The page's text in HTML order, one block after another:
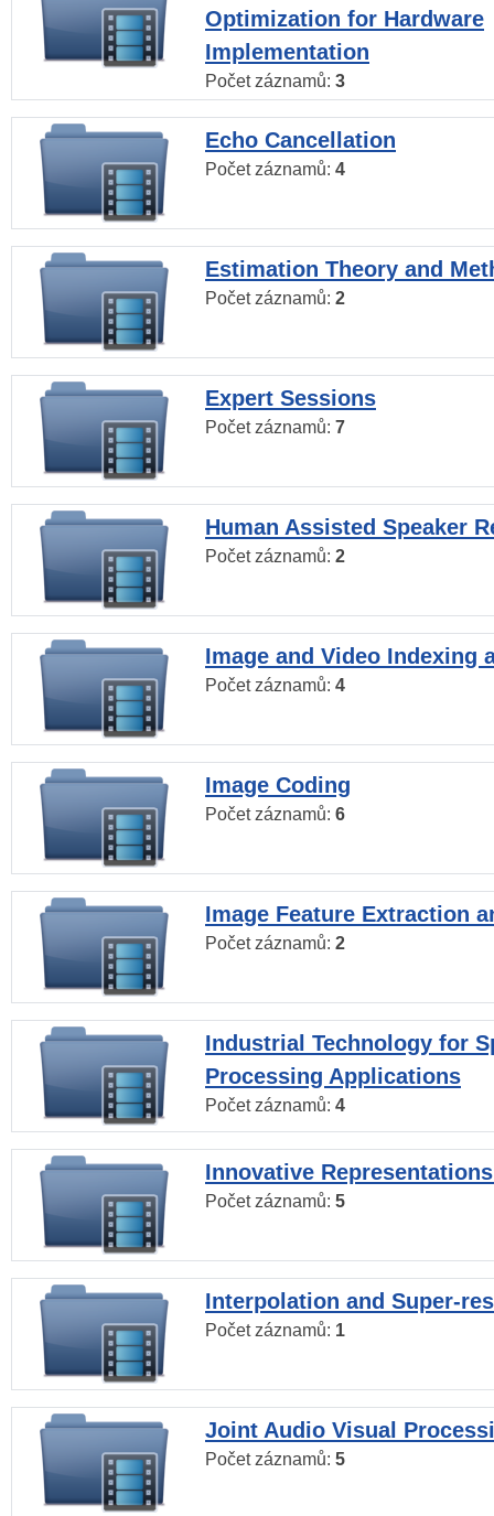
Optimization for Hardware
Implementation
Počet záznamů: 3
Echo Cancellation
Počet záznamů: 4
Estimation Theory and
Počet záznamů: 2
Expert Sessions
Počet záznamů: 7
Human Assisted Speaker
Počet záznamů: 2
Image and Video Indexing
Počet záznamů: 4
Image Coding
Počet záznamů: 6
Image Feature Extraction
Počet záznamů: 2
Industrial Technology for
Processing Applications
Počet záznamů: 4
Innovative
Počet záznamů: 5
Interpolation and Super-
Počet záznamů: 1
Joint Audio Visual
Počet záznamů: 5